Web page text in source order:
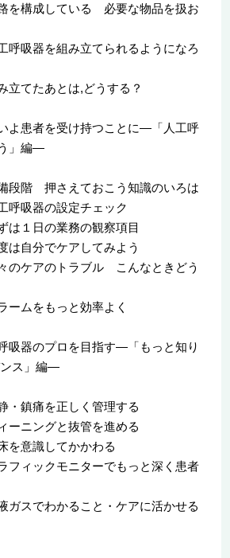
構成している 必要な物品を扱お
吸器を組み立てられるようになろ
てたあとは,どうする？
よ患者を受け持つことに―「人工呼
」編―
階 押さえておこう知識のいろは
吸器の設定チェック
１日の業務の観察項目
自分でケアしてみよう
ケアのトラブル こんなときどう
ムをもっと効率よく
吸器のプロを目指す―「もっと知り
ンス」編―
鎮痛を正しく管理する
ニングと抜管を進める
意識してかかわる
ィックモニターでもっと深く患者
スでわかること・ケアに活かせる